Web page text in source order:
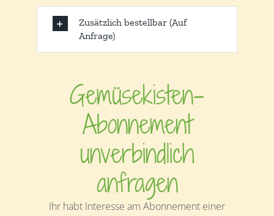
Zusätzlich bestellbar (Auf
Anfrage)
Gemüsekisten-
Abonnement
unverbindlich
anfragen
Ihr habt Interesse am Abonnement einer